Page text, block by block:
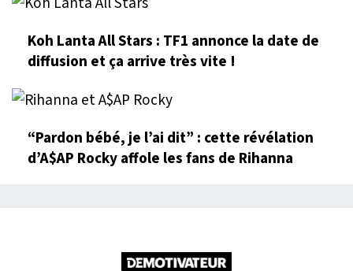
Koh Lanta All Stars : TF1 annonce la date de
diffusion et ça arrive très vite !
“Pardon bébé, je l’ai dit” : cette révélation
d’A$AP Rocky affole les fans de Rihanna